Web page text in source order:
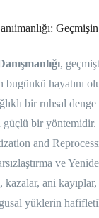
,
hayatını
bir ruhsal denge
güçlü bir
and
ve
kazalar, ani
yüklerin